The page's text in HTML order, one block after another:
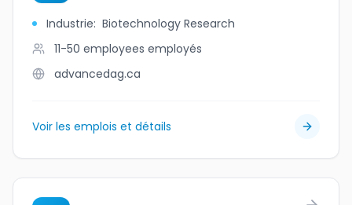
Industrie: Biotechnology Research
11-50 employees employés
advancedag.ca
Voir les emplois et détails